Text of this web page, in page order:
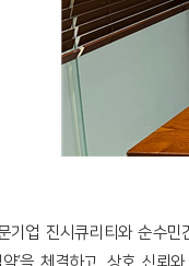
기업 진시큐리티와 순수민
’을 체결하고 상호 신뢰